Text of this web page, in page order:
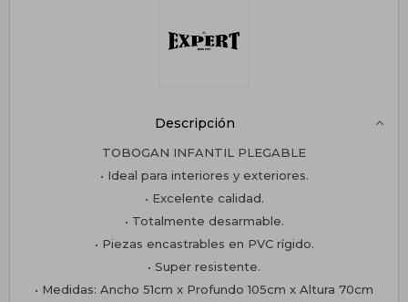
Descripción
TOBOGAN INFANTIL PLEGABLE
• Ideal para interiores y exteriores.
• Excelente calidad.
• Totalmente desarmable.
• Piezas encastrables en PVC rígido.
• Super resistente.
• Medidas: Ancho 51cm x Profundo 105cm x Altura 70cm